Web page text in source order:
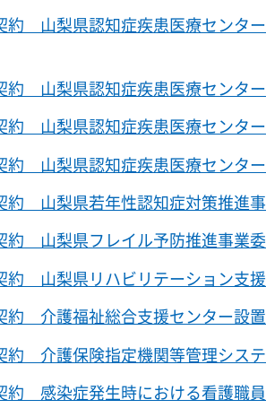
山梨県認知症疾患医療センター
山梨県認知症疾患医療センター
山梨県認知症疾患医療センター
山梨県認知症疾患医療センター
山梨県若年性認知症対策推進事
山梨県フレイル予防推進事業委
山梨県リハビリテーション支援
介護福祉総合支援センター設置
介護保険指定機関等管理システ
感染症発生時における看護職員